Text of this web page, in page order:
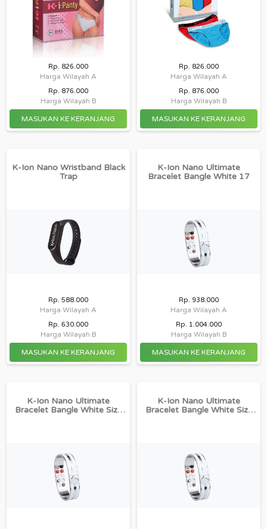
Rp. 826.000
Harga Wilayah A
Rp. 876.000
Harga Wilayah B
Rp. 826.000
Harga Wilayah A
Rp. 876.000
Harga Wilayah B
K-Ion Nano Wristband Black
Trap
Rp. 588.000
Harga Wilayah A
Rp. 630.000
Harga Wilayah B
K-Ion Nano Ultimate
Bracelet Bangle White 17
Rp. 938.000
Harga Wilayah A
Rp. 1.004.000
Harga Wilayah B
K-Ion Nano Ultimate
Bracelet Bangle White Size
K-Ion Nano Ultimate
Bracelet Bangle White Size